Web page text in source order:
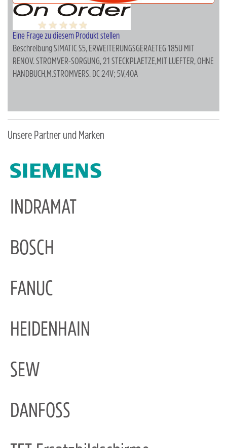
Eine Frage zu diesem Produkt stellen
BeschreibungSIMATIC S5, ERWEITERUNGSGERAETEG 185U MIT
RENOV. STROMVER-SORGUNG, 21 STECKPLAETZE,MIT LUEFTER, OHNE
HANDBUCH,M.STROMVERS. DC 24V; 5V,40A
Unsere Partner und Marken
INDRAMAT
BOSCH
FANUC
HEIDENHAIN
SEW
DANFOSS